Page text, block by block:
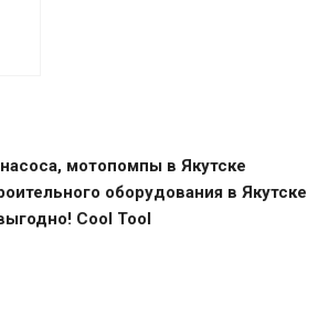
мотопомпы в Якутске
оборудования в Якутске
Cool Tool